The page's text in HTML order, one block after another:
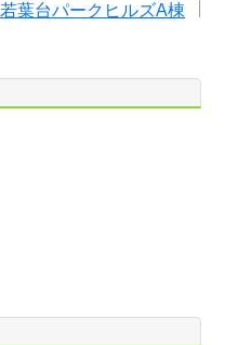
若葉台パークヒルズA棟